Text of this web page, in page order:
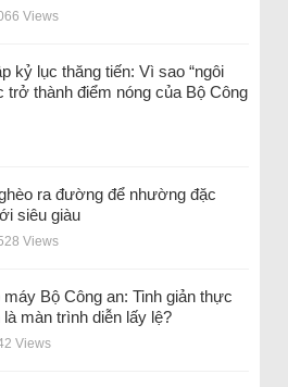
Views
kỷ lục thăng tiến: Vì sao “ngôi
trở thành điểm nóng của Bộ Công
ra đường để nhường đặc
siêu giàu
Views
Bộ Công an: Tinh giản thực
màn trình diễn lấy lệ?
Views